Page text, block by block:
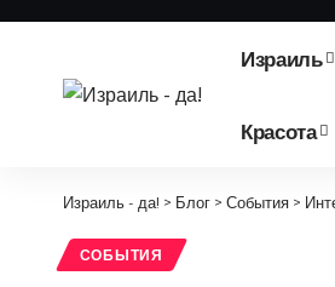
Израиль
Красота
Израиль - да! > Блог > События >
СОБЫТИЯ